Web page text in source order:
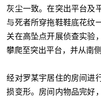
灰尘一致。在突出平台及
与死者所穿拖鞋鞋底花纹
关在高坠点开展侦查实验
攀爬至突出平台，并从南
经对罗某宇居住的房间进
损变形。房间内物品完好